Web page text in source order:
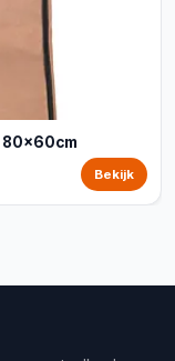
80x60cm
Bekijk